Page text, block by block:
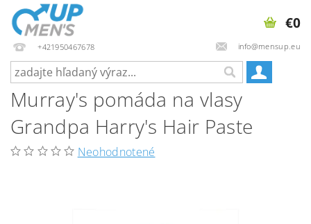
+421950467678 info@mensup.eu
€0
Murray's pomáda na vlasy
Grandpa Harry's Hair Paste
Neohodnotené